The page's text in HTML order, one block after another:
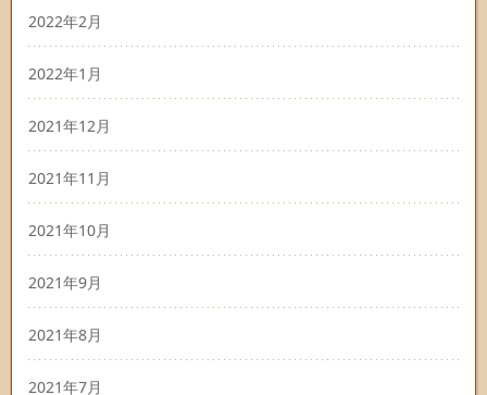
2022年2月
2022年1月
2021年12月
2021年11月
2021年10月
2021年9月
2021年8月
2021年7月